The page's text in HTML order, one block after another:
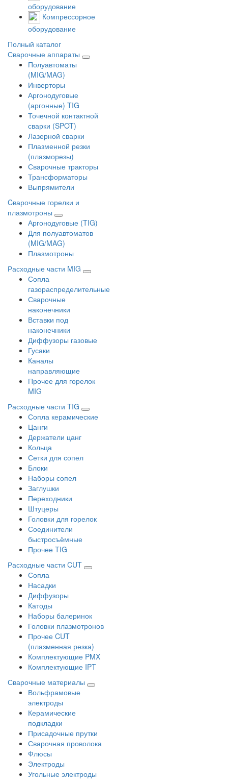
оборудование
Компрессорное
оборудование
Полный каталог
Сварочные аппараты
Полуавтоматы
(MIG/MAG)
Инверторы
Аргонодуговые
(аргонные) TIG
Точечной контактной
сварки (SPOT)
Лазерной сварки
Плазменной резки
(плазморезы)
Сварочные тракторы
Трансформаторы
Выпрямители
Cварочные горелки и
плазмотроны
Аргонодуговые (TIG)
Для полуавтоматов
(MIG/MAG)
Плазмотроны
Расходные части MIG
Сопла
газораспределительные
Сварочные
наконечники
Вставки под
наконечники
Диффузоры газовые
Гусаки
Каналы
направляющие
Прочее для горелок
MIG
Расходные части TIG
Сопла керамические
Цанги
Держатели цанг
Кольца
Сетки для сопел
Блоки
Наборы сопел
Заглушки
Переходники
Штуцеры
Головки для горелок
Соединители
быстросъёмные
Прочее TIG
Расходные части CUT
Сопла
Насадки
Диффузоры
Катоды
Наборы балеринок
Головки плазмотронов
Прочее CUT
(плазменная резка)
Комплектующие PMX
Комплектующие IPT
Сварочные материалы
Вольфрамовые
электроды
Керамические
подкладки
Присадочные прутки
Сварочная проволока
Флюсы
Электроды
Угольные электроды